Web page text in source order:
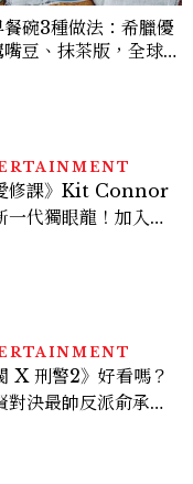
碗3種做法：希臘優
豆、抹茶版，全球C
修課》Kit Connor
一代獨眼龍！加入新
X 刑警2》好看嗎？
對決最帥反派俞承